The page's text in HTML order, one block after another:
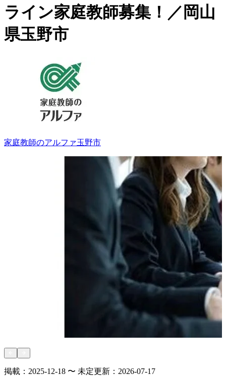
ライン家庭教師募集！／岡山
県玉野市
家庭教師のアルファ玉野市
掲載： 2025-12-18 〜 未定更新： 2026-07-17